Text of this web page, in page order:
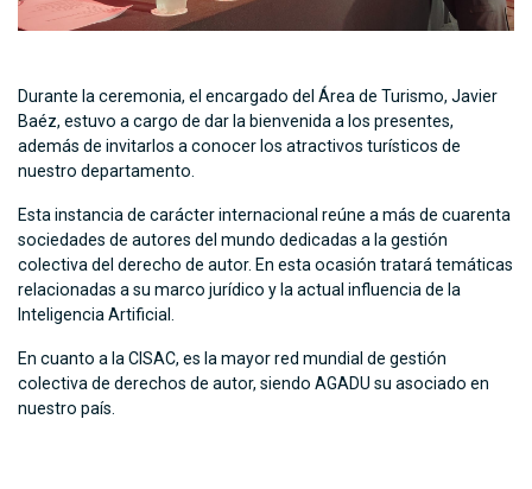
Durante la ceremonia, el encargado del Área de Turismo, Javier
Baéz, estuvo a cargo de dar la bienvenida a los presentes,
además de invitarlos a conocer los atractivos turísticos de
nuestro departamento.
Esta instancia de carácter internacional reúne a más de cuarenta
sociedades de autores del mundo dedicadas a la gestión
colectiva del derecho de autor. En esta ocasión tratará temáticas
relacionadas a su marco jurídico y la actual influencia de la
Inteligencia Artificial.
En cuanto a la CISAC, es la mayor red mundial de gestión
colectiva de derechos de autor, siendo AGADU su asociado en
nuestro país.